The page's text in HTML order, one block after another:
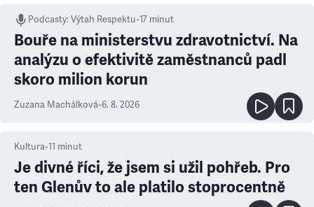
Podcasty:Výtah Respektu•17 minut
Bouře na ministerstvu zdravotnictví. Na
analýzu o efektivitě zaměstnanců padl
skoro milion korun
Zuzana Machálková•6. 8. 2026
Kultura•11 minut
Je divné říci, že jsem si užil pohřeb. Pro
ten Glenův to ale platilo stoprocentně